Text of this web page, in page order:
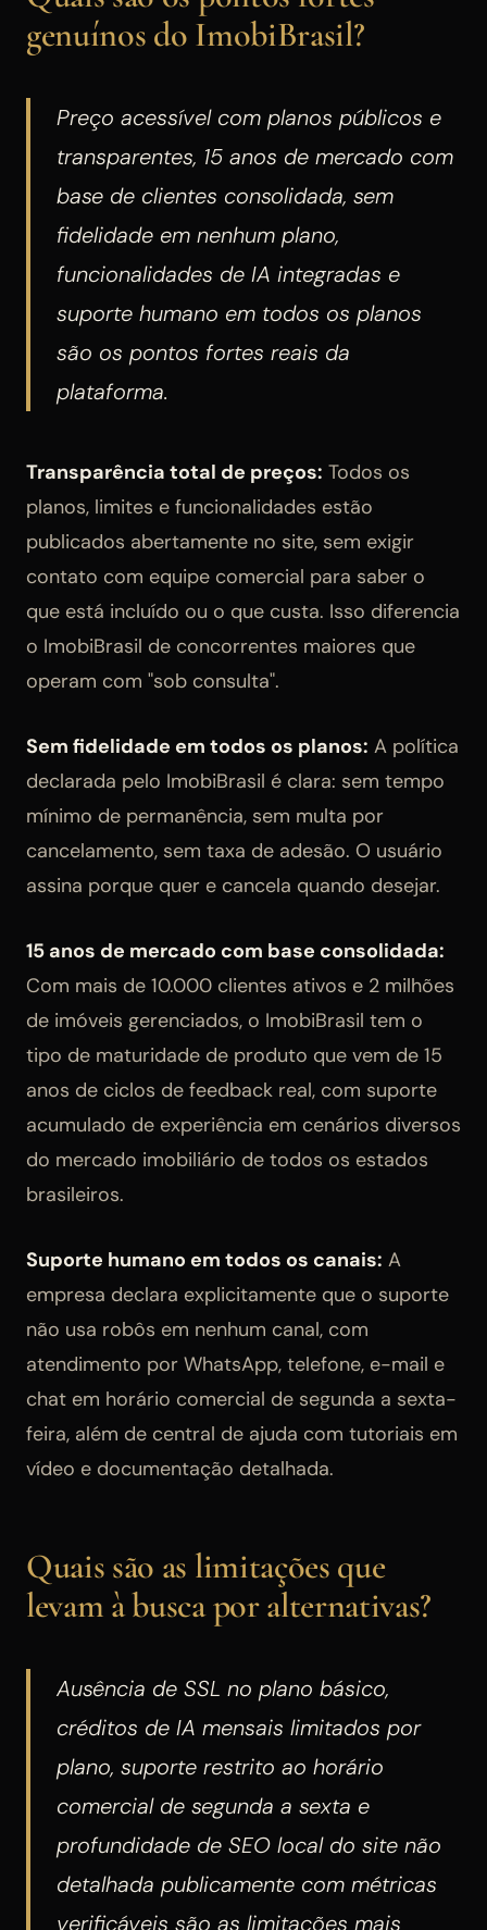
genuínos do ImobiBrasil?
Preço acessível com planos públicos e
transparentes, 15 anos de mercado com
base de clientes consolidada, sem
fidelidade em nenhum plano,
funcionalidades de IA integradas e
suporte humano em todos os planos
são os pontos fortes reais da
plataforma.
Transparência total de preços: Todos os
planos, limites e funcionalidades estão
publicados abertamente no site, sem exigir
contato com equipe comercial para saber o
que está incluído ou o que custa. Isso diferencia
o ImobiBrasil de concorrentes maiores que
operam com "sob consulta".
Sem fidelidade em todos os planos: A política
declarada pelo ImobiBrasil é clara: sem tempo
mínimo de permanência, sem multa por
cancelamento, sem taxa de adesão. O usuário
assina porque quer e cancela quando desejar.
15 anos de mercado com base consolidada:
Com mais de 10.000 clientes ativos e 2 milhões
de imóveis gerenciados, o ImobiBrasil tem o
tipo de maturidade de produto que vem de 15
anos de ciclos de feedback real, com suporte
acumulado de experiência em cenários diversos
do mercado imobiliário de todos os estados
brasileiros.
Suporte humano em todos os canais: A
empresa declara explicitamente que o suporte
não usa robôs em nenhum canal, com
atendimento por WhatsApp, telefone, e-mail e
chat em horário comercial de segunda a sexta-
feira, além de central de ajuda com tutoriais em
vídeo e documentação detalhada.
Quais são as limitações que
levam à busca por alternativas?
Ausência de SSL no plano básico,
créditos de IA mensais limitados por
plano, suporte restrito ao horário
comercial de segunda a sexta e
profundidade de SEO local do site não
detalhada publicamente com métricas
verificáveis são as limitações mais